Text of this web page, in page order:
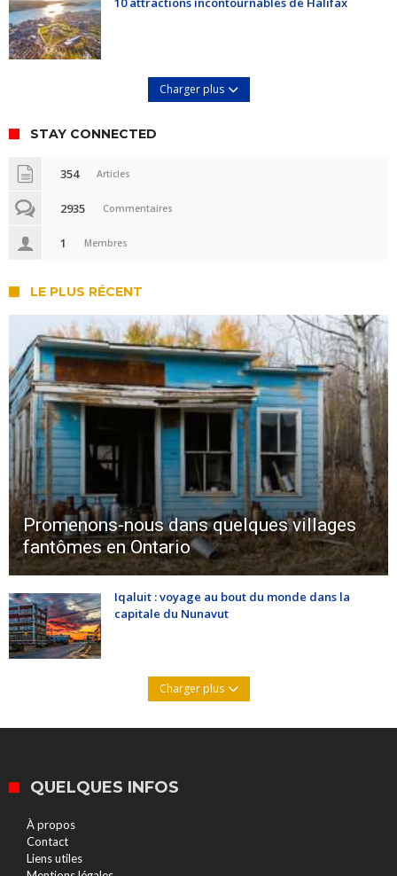
Charger plus
STAY CONNECTED
354 Articles
2935 Commentaires
1 Membres
LE PLUS RÉCENT
Promenons-nous dans quelques villages
fantômes en Ontario
Iqaluit : voyage au bout du monde dans la
capitale du Nunavut
Charger plus
QUELQUES INFOS
À propos
Contact
Liens utiles